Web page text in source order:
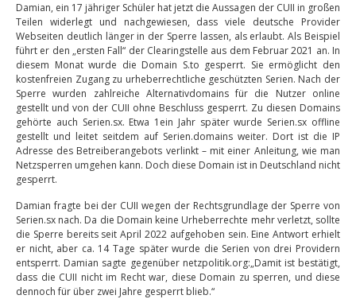
Damian, ein 17 jähriger Schüler hat jetzt die Aussagen der CUII in großen
Teilen widerlegt und nachgewiesen, dass viele deutsche Provider
Webseiten deutlich länger in der Sperre lassen, als erlaubt. Als Beispiel
führt er den „ersten Fall“ der Clearingstelle aus dem Februar 2021 an. In
diesem Monat wurde die Domain S.to gesperrt. Sie ermöglicht den
kostenfreien Zugang zu urheberrechtliche geschützten Serien. Nach der
Sperre wurden zahlreiche Alternativdomains für die Nutzer online
gestellt und von der CUII ohne Beschluss gesperrt. Zu diesen Domains
gehörte auch Serien.sx. Etwa 1ein Jahr später wurde Serien.sx offline
gestellt und leitet seitdem auf Serien.domains weiter. Dort ist die IP
Adresse des Betreiberangebots verlinkt – mit einer Anleitung, wie man
Netzsperren umgehen kann. Doch diese Domain ist in Deutschland nicht
gesperrt.
Damian fragte bei der CUII wegen der Rechtsgrundlage der Sperre von
Serien.sx nach. Da die Domain keine Urheberrechte mehr verletzt, sollte
die Sperre bereits seit April 2022 aufgehoben sein. Eine Antwort erhielt
er nicht, aber ca. 14 Tage später wurde die Serien von drei Providern
entsperrt. Damian sagte gegenüber netzpolitik.org:„Damit ist bestätigt,
dass die CUII nicht im Recht war, diese Domain zu sperren, und diese
dennoch für über zwei Jahre gesperrt blieb.“